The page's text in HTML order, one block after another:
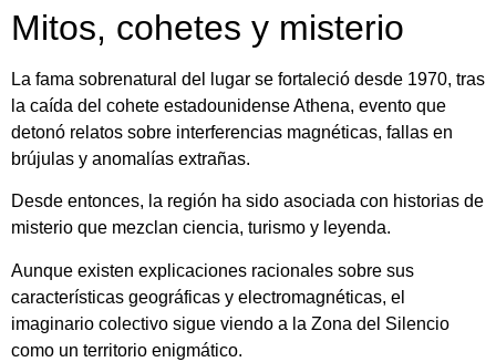
Mitos, cohetes y misterio
La fama sobrenatural del lugar se fortaleció desde 1970, tras
la caída del cohete estadounidense Athena, evento que
detonó relatos sobre interferencias magnéticas, fallas en
brújulas y anomalías extrañas.
Desde entonces, la región ha sido asociada con historias de
misterio que mezclan ciencia, turismo y leyenda.
Aunque existen explicaciones racionales sobre sus
características geográficas y electromagnéticas, el
imaginario colectivo sigue viendo a la Zona del Silencio
como un territorio enigmático.